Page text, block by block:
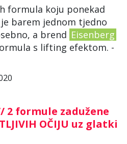
formula koju ponekad
barem jednom tjedno
a brend Eisenberg
s lifting efektom. -
2 formule zadužene
OČIJU uz glatki